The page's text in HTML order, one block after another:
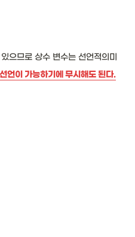
으므로 상수 변수는 선언적의미
이 가능하기에 무시해도 된다.